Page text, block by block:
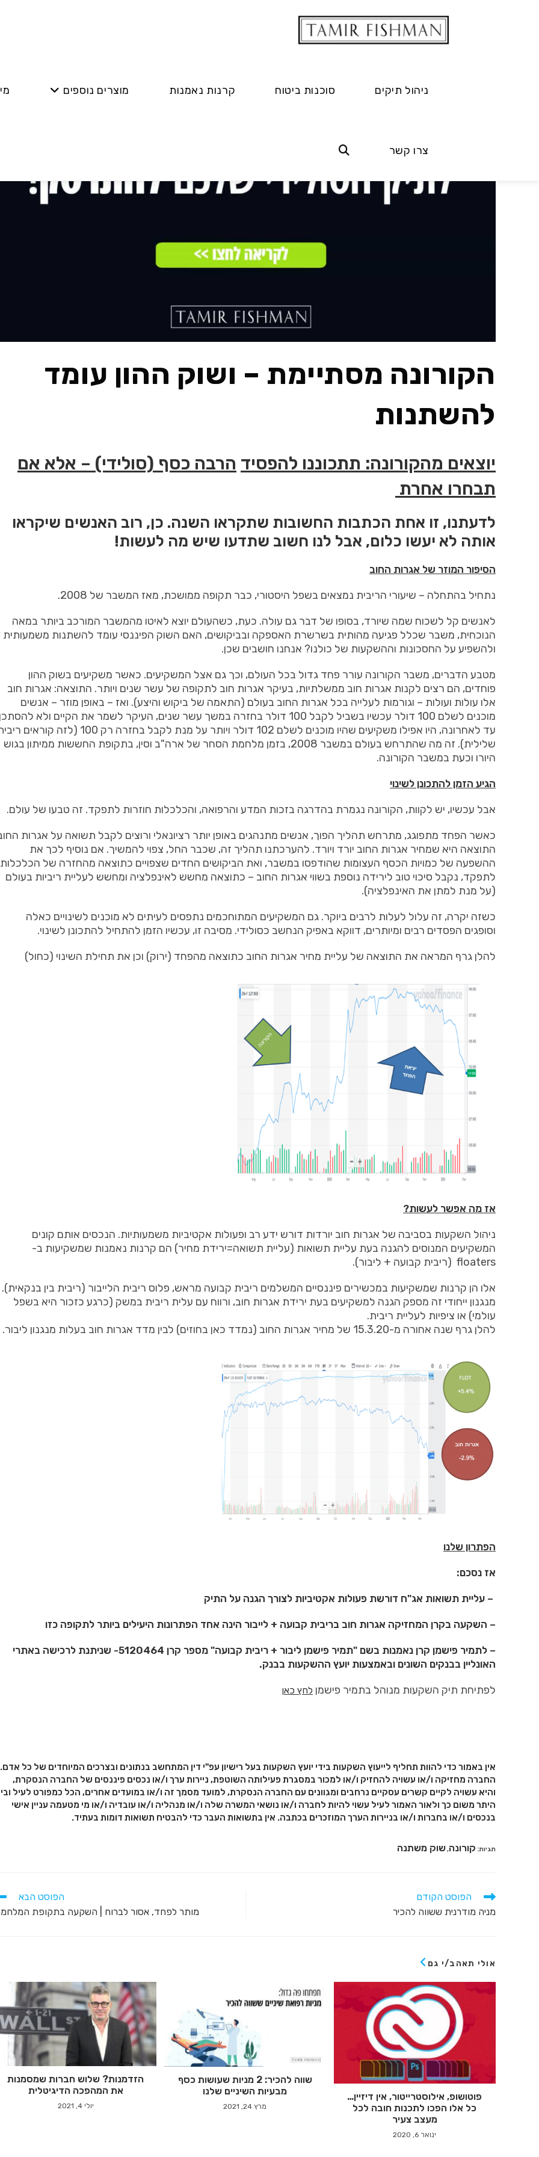
ניהול תיקים סוכנות ביטוח קרנות נאמנות מוצרים נוספים
צרו קשר
הקורונה מסתיימת – ושוק ההון עומד
להשתנות
יוצאים מהקורונה: תתכוננו להפסיד הרבה כסף (סולידי) – אלא אם
תבחרו אחרת
לדעתנו, זו אחת הכתבות החשובות שתקראו השנה. כן, רוב האנשים שיקראו
אותה לא יעשו כלום, אבל לנו חשוב שתדעו שיש מה לעשות!
הסיפור המוזר של אגרות החוב
נתחיל בהתחלה – שיעורי הריבית נמצאים בשפל היסטורי, כבר תקופה ממושכת, מאז המשבר של 2008.
לאנשים קל לשכוח שמה שיורד, בסופו של דבר גם עולה. כעת, כשהעולם יוצא לאיטו מהמשבר המורכב ביותר במאה
הנוכחית, משבר שכלל פגיעה מהותית בשרשרת האספקה ובביקושים, האם השוק הפיננסי עומד להשתנות משמעותית
ולהשפיע על החסכונות וההשקעות של כולנו? אנחנו חושבים שכן.
מטבע הדברים, משבר הקורונה עורר פחד גדול בכל העולם, וכך גם אצל המשקיעים. כאשר משקיעים בשוק ההון
פוחדים, הם רצים לקנות אגרות חוב ממשלתיות, בעיקר אגרות חוב לתקופה של עשר שנים ויותר. התוצאה: אגרות חוב
אלו עולות ועולות – וגורמות לעלייה בכל אגרות החוב בעולם (התאמה של ביקוש והיצע). ואז – באופן מוזר – אנשים
מוכנים לשלם 100 דולר עכשיו בשביל לקבל 100 דולר בחזרה במשך עשר שנים, העיקר לשמר את הקיים ולא
עד לאחרונה, היו אפילו משקיעים שהיו מוכנים לשלם 102 דולר ויותר על מנת לקבל בחזרה רק 100 (לזה
שלילית). זה מה שהתרחש בעולם במשבר 2008, בזמן מלחמת הסחר של ארה"ב וסין, בתקופת החששות ממיתון בגוש
היורו וכעת במשבר הקורונה.
הגיע הזמן להתכונן לשינוי
אבל עכשיו, יש לקוות, הקורונה נגמרת בהדרגה בזכות המדע והרפואה, והכלכלות חוזרות לתפקד. זה טבעו של עולם.
כאשר הפחד מתפוגג, מתרחש תהליך הפוך, אנשים מתנהגים באופן יותר רציונאלי ורוצים לקבל תשואה על אגרות
התוצאה היא שמחיר אגרות החוב יורד ויורד. להערכתנו תהליך זה, שכבר החל, צפוי להמשיך. אם נוסיף לכך את
ההשפעה של כמויות הכסף העצומות שהודפסו במשבר, ואת הביקושים החדים שצפויים כתוצאה מהחזרה של הכלכלות
לתפקד, נקבל סיכוי טוב לירידה נוספת בשווי אגרות החוב – כתוצאה מחשש לאינפלציה ומחשש לעליית ריביות בעולם
(על מנת למתן את האינפלציה).
כשזה יקרה, זה עלול לעלות לרבים ביוקר. גם המשקיעים המתוחכמים נתפסים לעיתים לא מוכנים לשינויים כאלה
וסופגים הפסדים רבים ומיותרים, דווקא באפיק הנחשב כסולידי. מסיבה זו, עכשיו הזמן להתחיל להתכונן לשינוי.
להלן גרף המראה את התוצאה של עליית מחיר אגרות החוב כתוצאה מהפחד (ירוק) וכן את תחילת השינוי (כחול)
אז מה אפשר לעשות?
ניהול השקעות בסביבה של אגרות חוב יורדות דורש ידע רב ופעולות אקטיביות משמעותיות. הנכסים אותם קונים
המשקיעים המנוסים להגנה בעת עליית תשואות (עליית תשואה=ירידת מחיר) הם קרנות נאמנות שמשקיעות ב-
floaters (ריבית קבועה + ליבור).
אלו הן קרנות שמשקיעות במכשירים פיננסיים המשלמים ריבית קבועה מראש, פלוס ריבית הלייבור (ריבית בין בנקאית).
מנגנון ייחודי זה מספק הגנה למשקיעים בעת ירידת אגרות חוב, ורווח עם עלית ריבית במשק (כרגע כזכור היא בשפל
עולמי) או ציפיות לעליית ריבית.
להלן גרף שנה אחורה מ-15.3.20 של מחיר אגרות החוב (נמדד כאן בחוזים) לבין מדד אגרות חוב בעלות מנגנון ליבור.
הפתרון שלנו
אז נסכם:
– עליית תשואות אג"ח דורשת פעולות אקטיביות לצורך הגנה על התיק
– השקעה בקרן המחזיקה אגרות חוב בריבית קבועה + לייבור הינה אחד הפתרונות היעילים ביותר לתקופה כזו
– לתמיר פישמן קרן נאמנות בשם "תמיר פישמן ליבור + ריבית קבועה" מספר קרן 5120464- שניתנת לרכישה באתרי
האונליין בבנקים השונים ובאמצעות יועץ ההשקעות בבנק.
לפתיחת תיק השקעות מנוהל בתמיר פישמן לחץ כאן
אין באמור כדי להוות תחליף לייעוץ השקעות בידי יועץ השקעות בעל רישיון עפ"י דין המתחשב בנתונים ובצרכים המיוחדים של כל אדם.
החברה מחזיקה ו/או עשויה להחזיק ו/או למכור במסגרת פעילותה השוטפת, ניירות ערך ו/או נכסים פיננסים של החברה הנסקרת,
והיא עשויה לקיים קשרים עסקיים נרחבים ומגוונים עם החברה הנסקרת, למועד מסמך זה ו/או במועדים אחרים, הכל כמפורט לעיל
היתר משום כך ולאור האמור לעיל עשוי להיות לחברה ו/או נושאי המשרה שלה ו/או מנהליה ו/או עובדיה ו/או מי מטעמה עניין אישי
בנכסים ו/או בחברות ו/או בניירות הערך המוזכרים בכתבה. אין בתשואות העבר כדי להבטיח תשואות דומות בעתיד.
תגיות: קורונה,שוק משתנה
הפוסט הקודם
מניה מודרנית ששווה להכיר
הפוסט הבא
מותר לפחד, אסור לברוח | השקעה בתקופת
אולי תאהב/י גם
הזדמנות? שלוש חברות שמסמנות
את המהפכה הדיגיטלית
יולי 4, 2021
שווה להכיר: 2 מניות שעושות כסף
מבעיות השיניים שלנו
מרץ 24, 2021
פוטושופ, אילוסטרייטור, אין דיזיין…
כל אלו הפכו לתכנות חובה לכל
מעצב צעיר
ינואר 6, 2020